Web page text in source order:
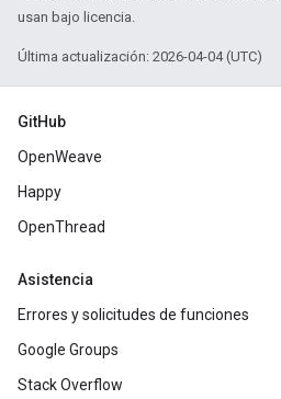
usan bajo licencia.
Última actualización: 2026-04-04 (UTC)
GitHub
OpenWeave
Happy
OpenThread
Asistencia
Errores y solicitudes de funciones
Google Groups
Stack Overflow